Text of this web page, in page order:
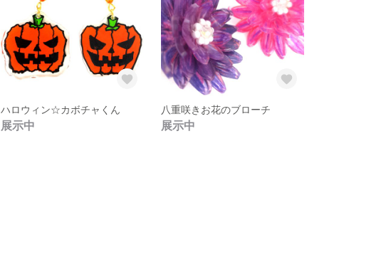
ハロウィン☆カボチャくん
展示中
八重咲きお花のブローチ
展示中